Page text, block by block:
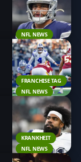
NFL NEWS
FRANCHISE TAG
NFL NEWS
KRANKHEIT
NFL NEWS